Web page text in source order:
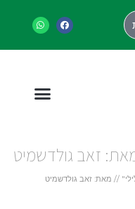
זאב גולדשמיט
// מאת: זאב גולדשמיט